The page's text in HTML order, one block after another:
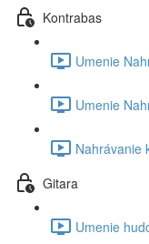
Kontrabas
Umenie
Umenie
Nahrávanie
Gitara
Umenie